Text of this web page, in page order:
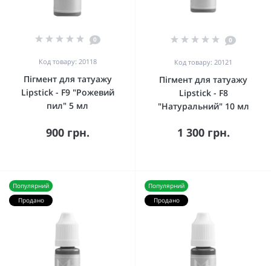
0
Код товару: 20118
Пігмент для татуажу
Lipstick - F9 "Рожевий
пил" 5 мл
900 грн.
0
Код товару: 20121
Пігмент для татуажу
Lipstick - F8
"Натуральний" 10 мл
1 300 грн.
Популярний
Продано
Популярний
Продано